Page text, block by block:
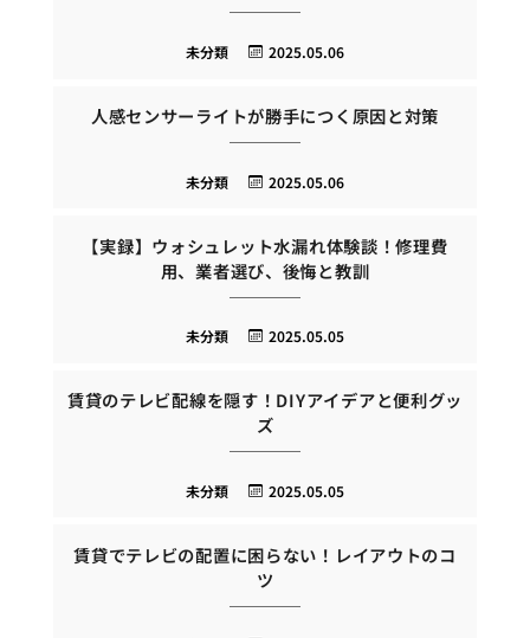
2025.05.06
未分類
人感センサーライトが勝手につく原因と対策
2025.05.06
未分類
【実録】ウォシュレット水漏れ体験談！修理費
用、業者選び、後悔と教訓
2025.05.05
未分類
賃貸のテレビ配線を隠す！DIYアイデアと便利グッ
ズ
2025.05.05
未分類
賃貸でテレビの配置に困らない！レイアウトのコ
ツ